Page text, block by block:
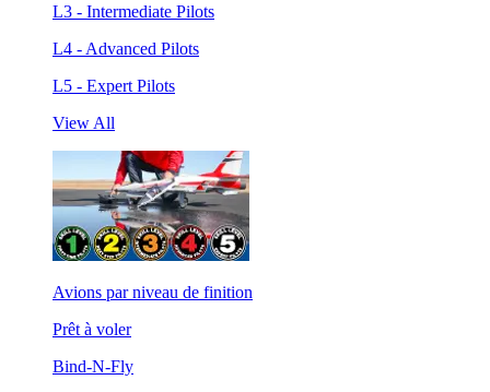
L3 - Intermediate Pilots
L4 - Advanced Pilots
L5 - Expert Pilots
View All
Avions par niveau de finition
Prêt à voler
Bind-N-Fly